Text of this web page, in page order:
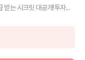
받는 시크릿 대공개!투자...